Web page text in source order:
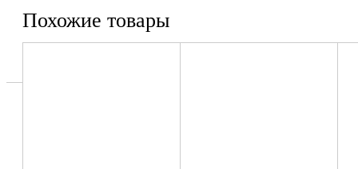
Похожие товары